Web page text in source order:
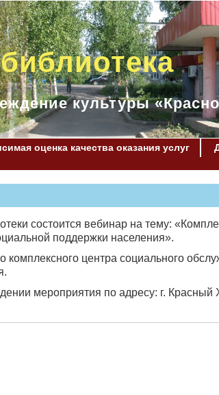
культуры
оценка качества оказания услуг
состоится вебинар на тему:
поддержки населения».
комплексного центра социального
мероприятия по адресу: г. Красный